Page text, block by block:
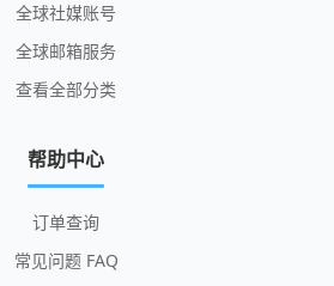
全球社媒账号
全球邮箱服务
查看全部分类
帮助中心
订单查询
常见问题 FAQ